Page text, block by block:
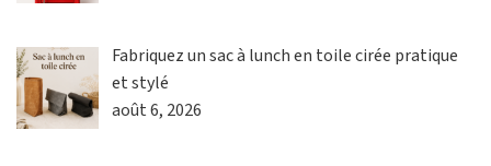
Fabriquez un sac à lunch en toile cirée pratique
et stylé
août 6, 2026